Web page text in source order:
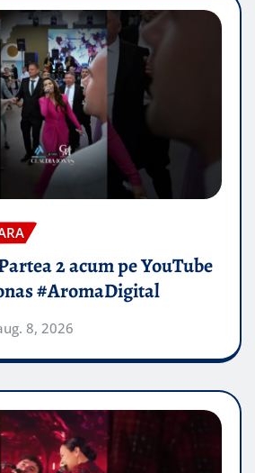
2 acum pe YouTube
#AromaDigital
8, 2026